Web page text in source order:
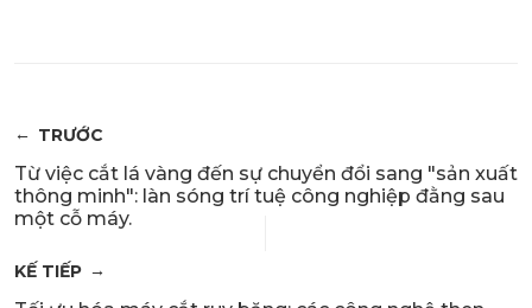
TRƯỚC
Từ việc cắt lá vàng đến sự chuyển đổi sang "sản xuất
thông minh": làn sóng trí tuệ công nghiệp đằng sau
một cỗ máy.
KẾ TIẾP